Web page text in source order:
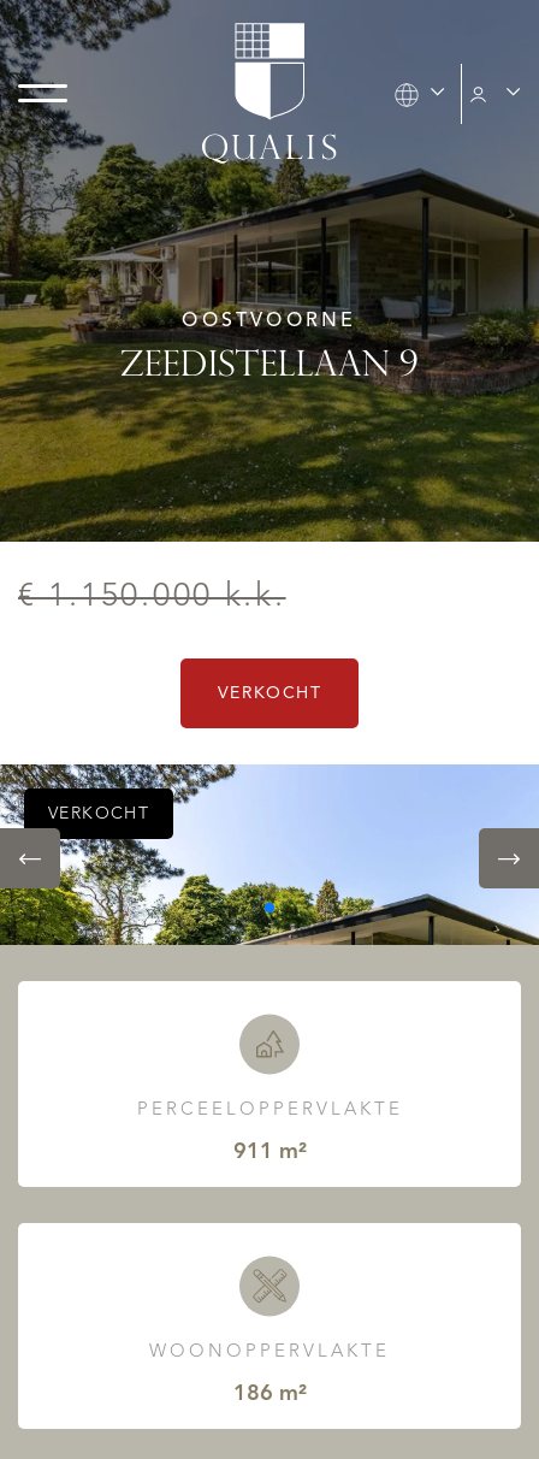
OOSTVOORNE
ZEEDISTELLAAN 9
€ 1.150.000 k.k.
VERKOCHT
VERKOCHT
PERCEELOPPERVLAKTE
911 m²
WOONOPPERVLAKTE
186 m²